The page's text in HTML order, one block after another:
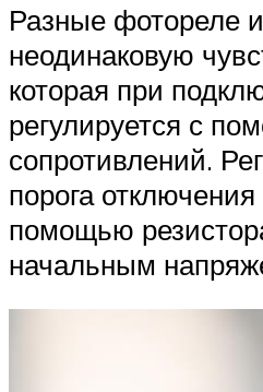
Разные фотореле
неодинаковую
которая при
регулируется с
сопротивлений.
порога
помощью
начальным